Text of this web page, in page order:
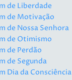
de Liberdade
de Motivação
de Nossa Senhora
de Otimismo
de Perdão
de Segunda
Dia da Consciência